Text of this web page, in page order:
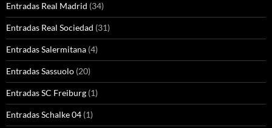
Entradas Real Madrid (34)
Entradas Real Sociedad (31)
Entradas Salermitana (4)
Entradas Sassuolo (20)
Entradas SC Freiburg (1)
Entradas Schalke 04 (1)